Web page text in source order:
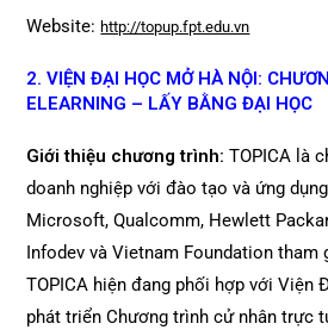
Website:http://topup.fpt.edu.vn
2. VIỆN ĐẠI HỌC MỞ HÀ NỘI:
ELEARNING – LẤY BẰNG ĐẠI HỌC
Giới thiệu chương trình:TOPICA là
doanh nghiệp với đào tạo và ứng
Microsoft, Qualcomm, Hewlett
Infodev và Vietnam Foundation tham
TOPICA hiện đang phối hợp với Viện
phát triển Chương trình cử nhân trực